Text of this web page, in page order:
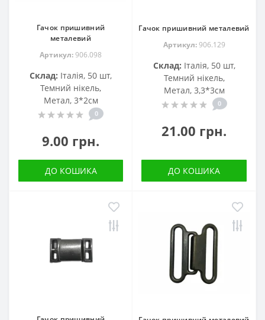
Гачок пришивний
металевий
Артикул:906.098
Склад: Італія, 50 шт,
Темний нікель,
Метал, 3*2см
0
9.00 грн.
ДО КОШИКА
Гачок пришивний металевий
Артикул:906.129
Склад: Італія, 50 шт,
Темний нікель,
Метал, 3,3*3см
0
21.00 грн.
ДО КОШИКА